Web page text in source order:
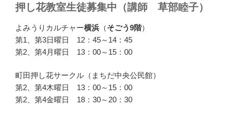
押し花教室生徒募集中（講師 草部睦子）
よみうりカルチャー横浜 （そごう9階）
第1、第3日曜日 12：45～14：45
第2、第4月曜日 13：00～15：00
町田押し花サークル（まちだ中央公民館）
第2、第4木曜日 13：00～15：00
第2、第4金曜日 18：30～20：30